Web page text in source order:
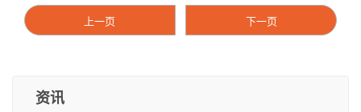
上一页 下一页
资讯